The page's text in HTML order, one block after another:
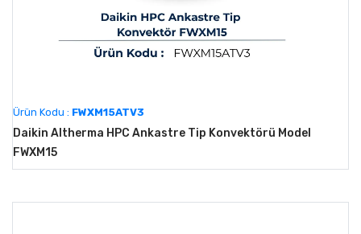
Ürün Kodu : FWXM15ATV3
Daikin Altherma HPC Ankastre Tip Konvektörü Model
FWXM15